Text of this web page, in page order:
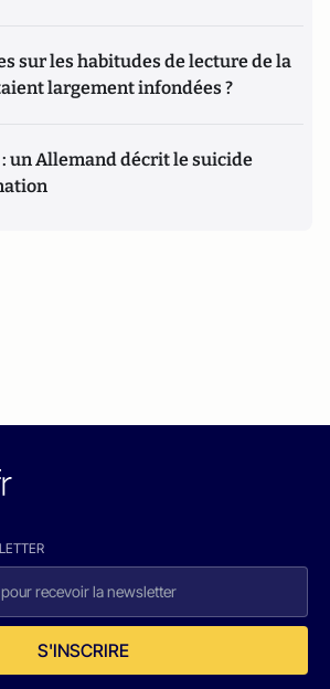
sur les habitudes de lecture de la
largement infondées ?
un Allemand décrit le suicide
S'INSCRIRE